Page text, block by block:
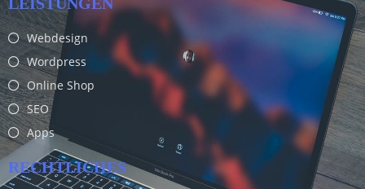
Webdesign
Wordpress
Online Shop
SEO
Apps
RECHTLICHES